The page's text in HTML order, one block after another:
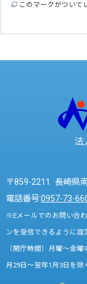
このマークがついて
法
〒859-2211 長崎県
電話番号:0957-73-
※Eメールでのお問い合
ンを受信できるように設
〔開庁時間〕月曜～金
月29日～翌年1月3日を除